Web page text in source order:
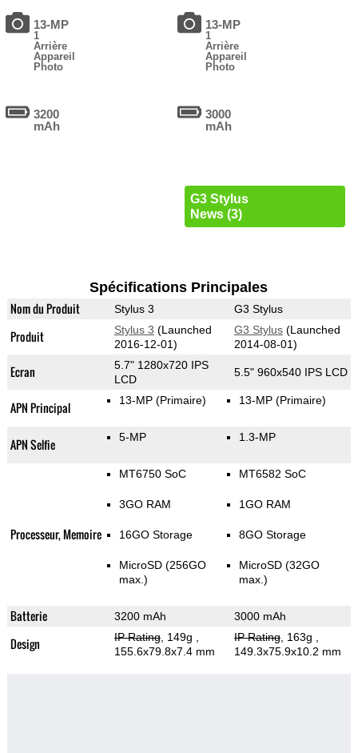
13-MP
1
Arrière
Appareil
Photo
3200
mAh
13-MP
1
Arrière
Appareil
Photo
3000
mAh
G3 Stylus
News (3)
Spécifications Principales
Nom du Produit Stylus 3 G3 Stylus
Produit Stylus 3 (Launched
2016-12-01)
G3 Stylus(Launched
2014-08-01)
Ecran
5.7" 1280x720 IPS
LCD
5.5" 960x540 IPS LCD
APN Principal 13-MP (Primaire) 13-MP (Primaire)
APN Selfie 5-MP 1.3-MP
Processeur, Memoire
MT6750 SoC
3GO RAM
16GO Storage
MicroSD (256GO
max.)
MT6582 SoC
1GO RAM
8GO Storage
MicroSD (32GO
max.)
Batterie 3200 mAh 3000 mAh
Design IP Rating, 149g
155.6x79.8x7.4 mm
IP Rating, 163g
149.3x75.9x10.2 mm